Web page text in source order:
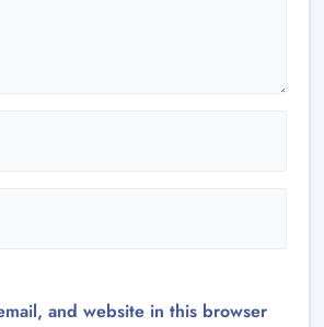
and website in this browser